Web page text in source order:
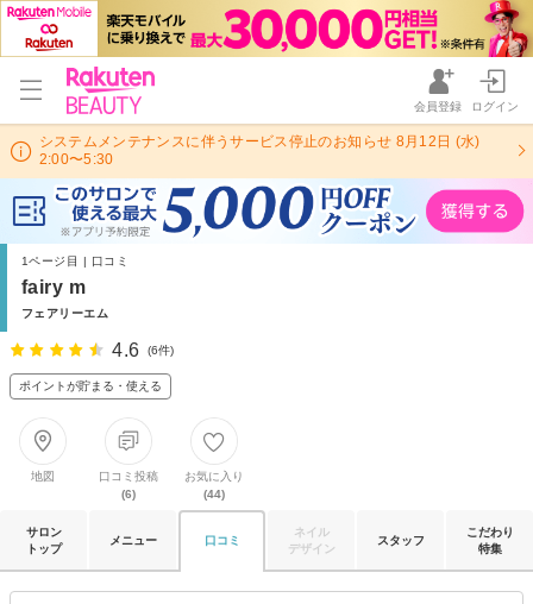
会員登録 ログイン
システムメンテナンスに伴うサービス停止のお知らせ 8月12日 (水)
2:00〜5:30
1ページ目 | 口コミ
fairy m
フェアリーエム
4.6 (6件)
ポイントが貯まる・使える
地図
口コミ投稿
(6)
お気に入り
(44)
サロン
トップ
メニュー 口コミ
ネイル
デザイン
スタッフ
こだわり
特集